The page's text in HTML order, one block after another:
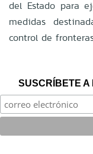
del Estado para
medidas
control de
SUSCRÍBETE A